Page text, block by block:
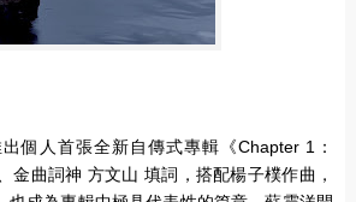
個人首張全新自傳式專輯《Chapter 1：
曲詞神 方文山 填詞，搭配楊子樸作曲，